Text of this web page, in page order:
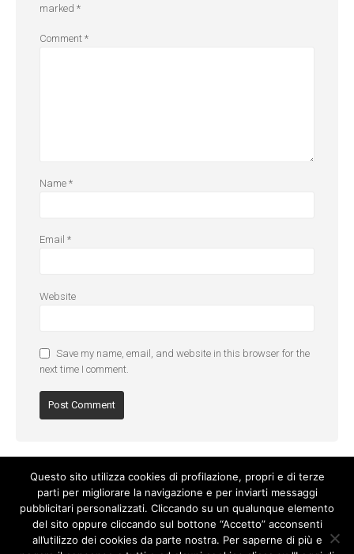
marked *
Comment *
Name *
Email *
Website
Save my name, email, and website in this browser for the
next time I comment.
Questo sito utilizza cookies di profilazione, propri e di terze
parti per migliorare la navigazione e per inviarti messaggi
pubblicitari personalizzati. Cliccando su un qualunque elemento
del sito oppure cliccando sul bottone “Accetto” acconsenti
all’utilizzo dei cookies da parte nostra. Per saperne di più e